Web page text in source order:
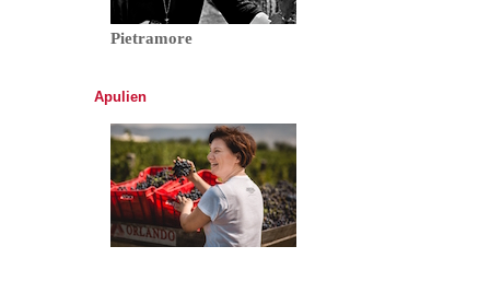
Pietramore
Apulien